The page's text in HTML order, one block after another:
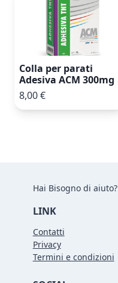
Colla per parati
Adesiva ACM 300mg
8,00 €
Hai Bisogno di aiuto?
LINK
Contatti
Privacy
Termini e condizioni